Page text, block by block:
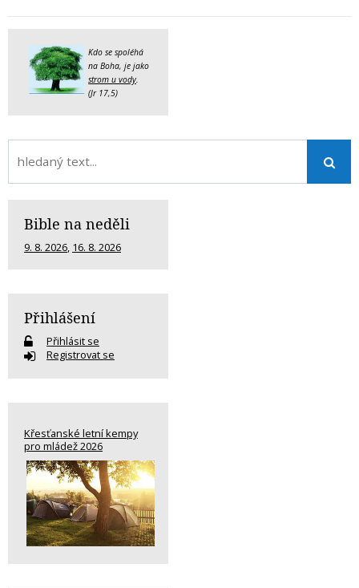
Kdo se spoléhá
na Boha, je jako
strom u vody.
(Jr 17,5)
Bible na neděli
9. 8. 2026, 16. 8. 2026
Přihlášení
Přihlásit se
Registrovat se
Křesťanské letní kempy
pro mládež 2026